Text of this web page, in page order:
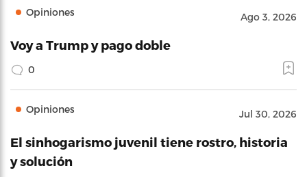
Opiniones Ago 3, 2026
Voy a Trump y pago doble
0
Opiniones Jul 30, 2026
El sinhogarismo juvenil tiene rostro, historia
y solución